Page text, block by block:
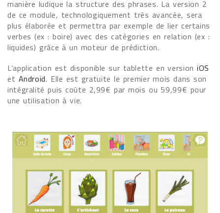
manière ludique la structure des phrases. La version 2
de ce module, technologiquement très avancée, sera
plus élaborée et permettra par exemple de lier certains
verbes (ex : boire) avec des catégories en relation (ex :
liquides) grâce à un moteur de prédiction.
L’application est disponible sur tablette en version iOS
et Android. Elle est gratuite le premier mois dans son
intégralité puis coûte 2,99€ par mois ou 59,99€ pour
une utilisation à vie.